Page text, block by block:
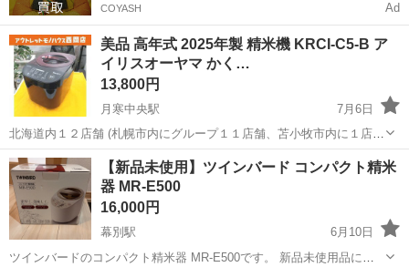
COYASH Ad
美品 高年式 2025年製 精米機 KRCI-C5-B ア
イリスオーヤマ かく…
13,800円
月寒中央駅
7月6日
北海道内１２店舗 (札幌市内にグループ１１店舗、苫小牧市内に１店
舗） 総合リサイクルショップ ★ユーズドグッズマーケット★ アウト
レットモノハウス西岡店です。 美品 高年式 2025年製 精米機 KRCI-
C5-...
北海道 札幌市 月寒中央駅 キッチン家電
【新品未使用】ツインバード コンパクト精米
器 MR-E500
16,000円
幕別駅
6月10日
ツインバードのコンパクト精米器 MR-E500です。 新品未使用品にな